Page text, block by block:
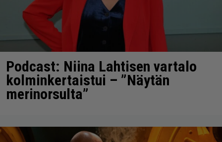
Podcast: Niina Lahtisen vartalo
kolminkertaistui – ”Näytän
merinorsulta”